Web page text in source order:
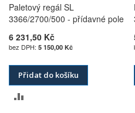
Paletový regál SL
3366/2700/500 - přídavné pole
6 231,50 Kč
5 150,00 Kč
Přidat do košíku